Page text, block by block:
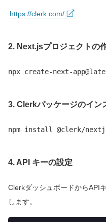
https://clerk.com/
2. Next.jsプロジェクトの
npx create-next-
3. Clerkパッケージのイン
npm install @clerk/
4. API キーの設定
ClerkダッシュボードからAPI
します。